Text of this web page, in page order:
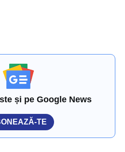
și pe Google News
TE